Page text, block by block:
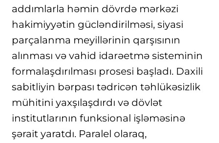
addımlarla həmin dövrdə mərkəzi
hakimiyyətin gücləndirilməsi, siyasi
parçalanma meyillərinin qarşısının
alınması və vahid idarəetmə sisteminin
formalaşdırılması prosesi başladı. Daxili
sabitliyin bərpası tədricən təhlükəsizlik
mühitini yaxşılaşdırdı və dövlət
institutlarının funksional işləməsinə
şərait yaratdı. Paralel olaraq,